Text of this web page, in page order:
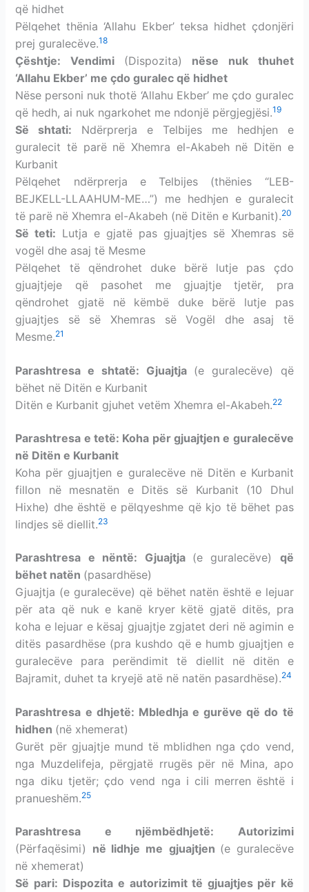
që hidhet
Pëlqehet thënia ‘Allahu Ekber’ teksa hidhet çdonjëri
prej guralecëve.18
Çështje: Vendimi (Dispozita)
nëse nuk thuhet
‘Allahu Ekber’ me çdo guralec që hidhet
Nëse personi nuk thotë ‘Allahu Ekber’ me çdo guralec
që hedh, ai nuk ngarkohet me ndonjë përgjegjësi.19
Së shtati: Ndërprerja e Telbijes me hedhjen e
guralecit të parë në Xhemra el-Akabeh në Ditën e
Kurbanit
Pëlqehet ndërprerja e Telbijes (thënies “LEB-
BEJKELL-LLAAHUM-ME…”) me hedhjen e guralecit
të parë në Xhemra el-Akabeh (në Ditën e Kurbanit).20
Së teti: Lutja e gjatë pas gjuajtjes së Xhemras së
vogël dhe asaj të Mesme
Pëlqehet të qëndrohet duke bërë lutje pas çdo
gjuajtjeje që pasohet me gjuajtje tjetër, pra
qëndrohet gjatë në këmbë duke bërë lutje pas
gjuajtjes së së Xhemras së Vogël dhe asaj të
Mesme.21
Parashtresa e shtatë: Gjuajtja (e guralecëve) që
bëhet në Ditën e Kurbanit
Ditën e Kurbanit gjuhet vetëm Xhemra el-Akabeh.22
Parashtresa e tetë: Koha për gjuajtjen e guralecëve
në Ditën e Kurbanit
Koha për gjuajtjen e guralecëve në Ditën e Kurbanit
fillon në mesnatën e Ditës së Kurbanit (10 Dhul
Hixhe) dhe është e pëlqyeshme që kjo të bëhet pas
lindjes së diellit.23
Parashtresa e nëntë: Gjuajtja (e guralecëve) që
bëhet natën (pasardhëse)
Gjuajtja (e guralecëve) që bëhet natën është e lejuar
për ata që nuk e kanë kryer këtë gjatë ditës, pra
koha e lejuar e kësaj gjuajtje zgjatet deri në agimin e
ditës pasardhëse (pra kushdo që e humb gjuajtjen e
guralecëve para perëndimit të diellit në ditën e
Bajramit, duhet ta kryejë atë në natën pasardhëse).24
Parashtresa e dhjetë: Mbledhja e gurëve që do të
hidhen (në xhemerat)
Gurët për gjuajtje mund të mblidhen nga çdo vend,
nga Muzdelifeja, përgjatë rrugës për në Mina, apo
nga diku tjetër; çdo vend nga i cili merren është i
pranueshëm.25
Parashtresa e njëmbëdhjetë: Autorizimi
(Përfaqësimi) në lidhje me gjuajtjen (e guralecëve
në xhemerat)
Së pari: Dispozita e autorizimit të gjuajtjes për kë